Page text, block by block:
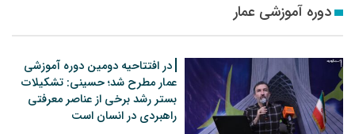
دوره آموزشی عمار
در افتتاحیه دومین دوره آموزشی
عمار مطرح شد؛ حسینی: تشکیلات
بستر رشد برخی از عناصر معرفتی
راهبردی در انسان است